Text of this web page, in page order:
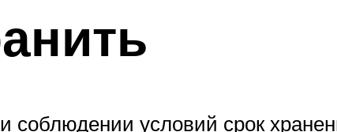
соблюдении условий срок